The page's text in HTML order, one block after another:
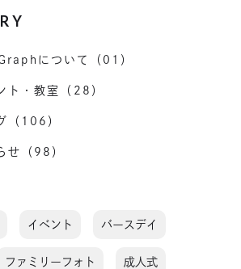
について（01）
ト・教室（28）
（106）
せ（98）
イベント バースデイ
ファミリーフォト 成人式